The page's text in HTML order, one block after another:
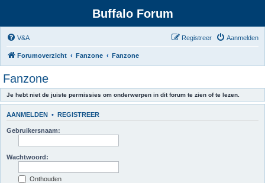
Buffalo Forum
V&A Aanmelden
Registreer
Forumoverzicht Fanzone Fanzone
Fanzone
Je hebt niet de juiste permissies om onderwerpen in dit forum te zien of te lezen.
AANMELDEN • REGISTREER
Gebruikersnaam:
Wachtwoord:
Onthouden